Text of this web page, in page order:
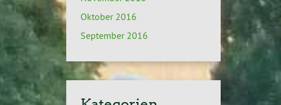
Oktober 2016
September 2016